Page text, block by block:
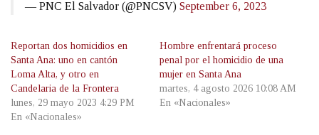
— PNC El Salvador (@PNCSV) September 6, 2023
Reportan dos homicidios en
Santa Ana: uno en cantón
Loma Alta, y otro en
Candelaria de la Frontera
lunes, 29 mayo 2023 4:29 PM
En «Nacionales»
Hombre enfrentará proceso
penal por el homicidio de una
mujer en Santa Ana
martes, 4 agosto 2026 10:08 AM
En «Nacionales»